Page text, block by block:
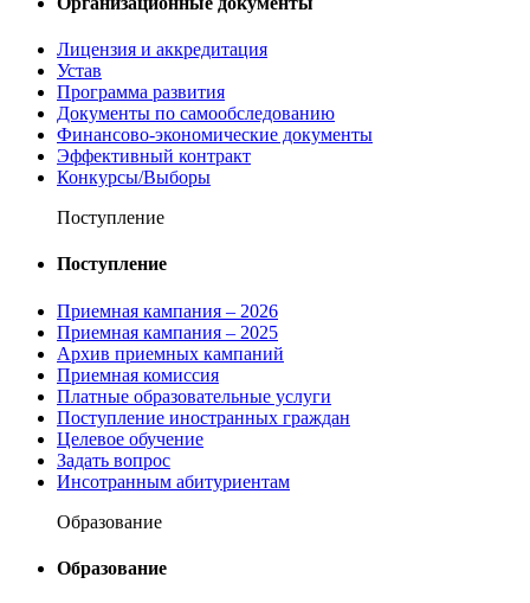
Лицензия и аккредитация
Устав
Программа развития
Документы по самообследованию
Финансово-экономические документы
Эффективный контракт
Конкурсы/Выборы
Поступление
Поступление
Приемная кампания – 2026
Приемная кампания – 2025
Архив приемных кампаний
Приемная комиссия
Платные образовательные услуги
Поступление иностранных граждан
Целевое обучение
Задать вопрос
Инсотранным абитуриентам
Образование
Образование